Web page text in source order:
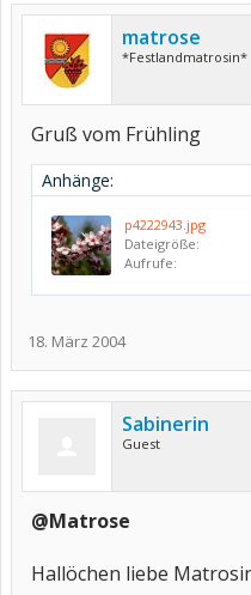
matrose
*Festlandmatrosin*
Gruß vom Frühling
Anhänge:
p4222943.jpg
Dateigröße:
Aufrufe:
18. März 2004
Sabinerin
Guest
@Matrose
Hallöchen liebe